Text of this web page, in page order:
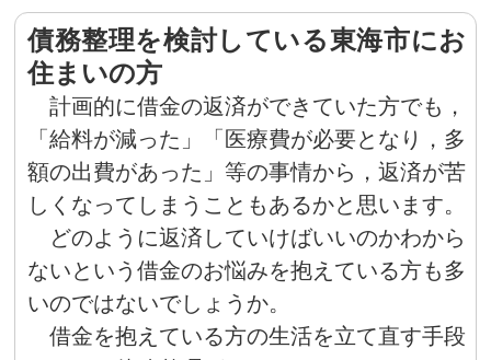
債務整理を検討している東海市にお
住まいの方
計画的に借金の返済ができていた方でも，
「給料が減った」「医療費が必要となり，多
額の出費があった」等の事情から，返済が苦
しくなってしまうこともあるかと思います。
どのように返済していけばいいのかわから
ないという借金のお悩みを抱えている方も多
いのではないでしょうか。
借金を抱えている方の生活を立て直す手段